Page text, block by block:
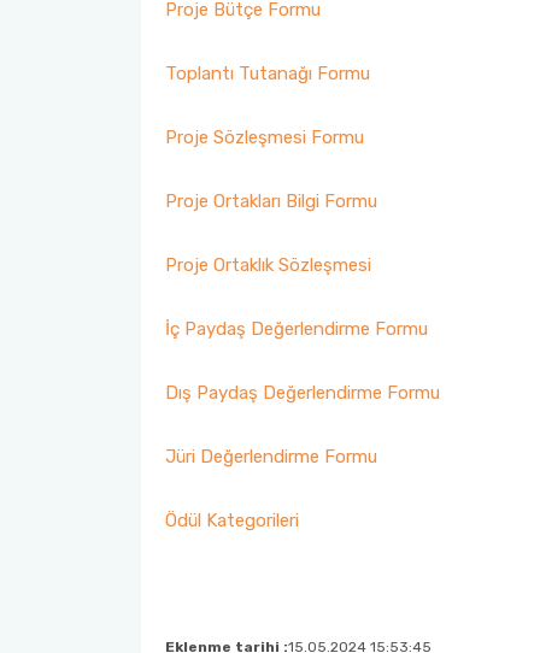
Proje Bütçe Formu
Toplantı Tutanağı Formu
Proje Sözleşmesi Formu
Proje Ortakları Bilgi Formu
Proje Ortaklık Sözleşmesi
İç Paydaş Değerlendirme Formu
Dış Paydaş Değerlendirme Formu
Jüri Değerlendirme Formu
Ödül Kategorileri
Eklenme tarihi :15.05.2024 15:53:45